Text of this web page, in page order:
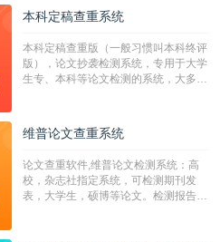
校用来检测硕博论文的系统，检测范围
广，数据来源真实，检测算法合理!本
字符数30万）
本科定稿查重系统
本科定稿查重版（一般习惯叫本科终评
版），论文抄袭检测系统，专用于大学
生专、本科等论文检测的系统，大多数
维普论文查重系统
论文查重软件,维普论文检测系统：高
校，杂志社指定系统，可检测期刊发
表，大学生，硕博等论文。检测报告支